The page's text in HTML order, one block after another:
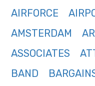
AIRFORCE
AMSTERDAM
ASSOCIATES
BAND